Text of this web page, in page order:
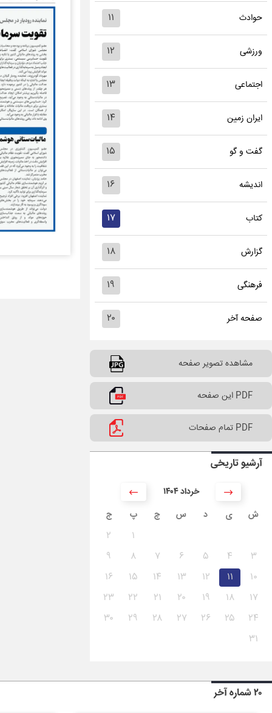
حوادث ۱۱
ورزشی ۱۲
اجتماعی ۱۳
ایران زمین ۱۴
گفت و گو ۱۵
اندیشه ۱۶
کتاب ۱۷
گزارش ۱۸
فرهنگی ۱۹
صفحه آخر ۲۰
مشاهده تصویر صفحه
PDF این صفحه
PDF تمام صفحات
آرشیو تاریخی
۱۴۰۴ خرداد
ش
ی د س چ پ ج
۱
۲
۳
۴ ۵ ۶ ۷ ۸
۹
۱۰
۱۱ ۱۲ ۱۳ ۱۴ ۱۵
۱۶
۱۷
۱۸ ۱۹ ۲۰ ۲۱ ۲۲
۲۳
۲۴
۲۵ ۲۶ ۲۷ ۲۸ ۲۹
۳۰
۳۱
۲۰ شماره آخر